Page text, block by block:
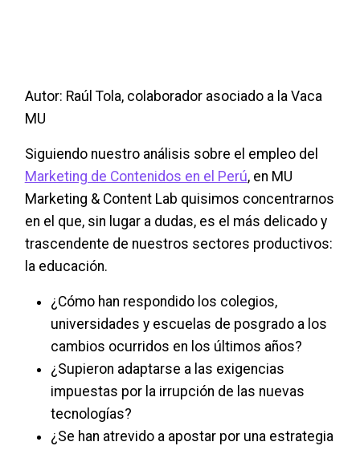
Autor: Raúl Tola, colaborador asociado a la Vaca
MU
Siguiendo nuestro análisis sobre el empleo del
Marketing de Contenidos en el Perú, en MU
Marketing & Content Lab quisimos concentrarnos
en el que, sin lugar a dudas, es el más delicado y
trascendente de nuestros sectores productivos:
la educación.
¿Cómo han respondido los colegios,
universidades y escuelas de posgrado a los
cambios ocurridos en los últimos años?
¿Supieron adaptarse a las exigencias
impuestas por la irrupción de las nuevas
tecnologías?
¿Se han atrevido a apostar por una estrategia